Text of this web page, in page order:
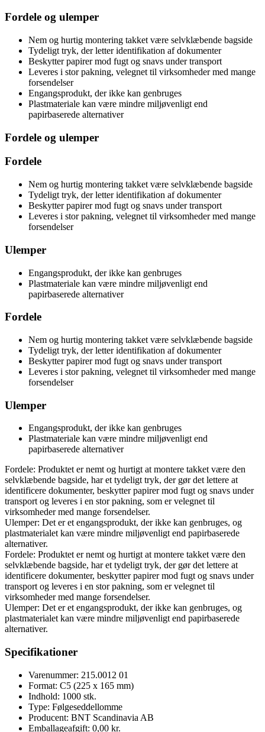
Fordele og ulemper
Nem og hurtig montering takket være selvklæbende bagside
Tydeligt tryk, der letter identifikation af dokumenter
Beskytter papirer mod fugt og snavs under transport
Leveres i stor pakning, velegnet til virksomheder med mange
forsendelser
Engangsprodukt, der ikke kan genbruges
Plastmateriale kan være mindre miljøvenligt end
papirbaserede alternativer
Fordele og ulemper
Fordele
Nem og hurtig montering takket være selvklæbende bagside
Tydeligt tryk, der letter identifikation af dokumenter
Beskytter papirer mod fugt og snavs under transport
Leveres i stor pakning, velegnet til virksomheder med mange
forsendelser
Ulemper
Engangsprodukt, der ikke kan genbruges
Plastmateriale kan være mindre miljøvenligt end
papirbaserede alternativer
Fordele
Nem og hurtig montering takket være selvklæbende bagside
Tydeligt tryk, der letter identifikation af dokumenter
Beskytter papirer mod fugt og snavs under transport
Leveres i stor pakning, velegnet til virksomheder med mange
forsendelser
Ulemper
Engangsprodukt, der ikke kan genbruges
Plastmateriale kan være mindre miljøvenligt end
papirbaserede alternativer
Fordele: Produktet er nemt og hurtigt at montere takket være den
selvklæbende bagside, har et tydeligt tryk, der gør det lettere at
identificere dokumenter, beskytter papirer mod fugt og snavs under
transport og leveres i en stor pakning, som er velegnet til
virksomheder med mange forsendelser.
Ulemper: Det er et engangsprodukt, der ikke kan genbruges, og
plastmaterialet kan være mindre miljøvenligt end papirbaserede
alternativer.
Fordele: Produktet er nemt og hurtigt at montere takket være den
selvklæbende bagside, har et tydeligt tryk, der gør det lettere at
identificere dokumenter, beskytter papirer mod fugt og snavs under
transport og leveres i en stor pakning, som er velegnet til
virksomheder med mange forsendelser.
Ulemper: Det er et engangsprodukt, der ikke kan genbruges, og
plastmaterialet kan være mindre miljøvenligt end papirbaserede
alternativer.
Specifikationer
Varenummer: 215.0012 01
Format: C5 (225 x 165 mm)
Indhold: 1000 stk.
Type: Følgeseddellomme
Producent: BNT Scandinavia AB
Emballageafgift: 0,00 kr.